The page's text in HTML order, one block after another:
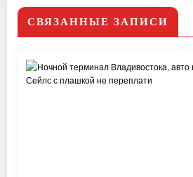
СВЯЗАННЫЕ ЗАПИСИ